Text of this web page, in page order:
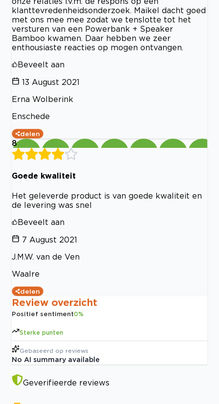
klanttevredenheidsonderzoek. Maikel dacht goed
met ons mee mee zodat we tenslotte tot het
versturen van een Powerbank + Speaker
Bamboo kwamen. Daar hebben we zeer
enthousiaste reacties op mogen ontvangen.
Beveelt aan
13 August 2021
Erna Wolberink
Enschede
delen
8
Goede kwaliteit
Het geleverde product is van goede kwaliteit en
de levering was snel
Beveelt aan
7 August 2021
J.M.W. van de Ven
Waalre
delen
Review overzicht
Positief sentiment0%
Sterke punten
Gebaseerd op reviews
No AI summary available
Geverifieerde reviews